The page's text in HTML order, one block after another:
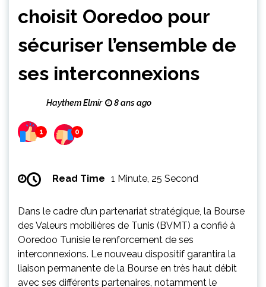
choisit Ooredoo pour
sécuriser l’ensemble de
ses interconnexions
Haythem Elmir 8 ans ago
1 0
Read Time 1 Minute, 25 Second
Dans le cadre d’un partenariat stratégique, la Bourse
des Valeurs mobilières de Tunis (BVMT) a confié à
Ooredoo Tunisie le renforcement de ses
interconnexions. Le nouveau dispositif garantira la
liaison permanente de la Bourse en très haut débit
avec ses différents partenaires, notamment le